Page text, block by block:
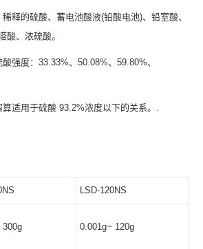
释的硫酸、蓄电池酸液(铅酸电池)、铅室酸、
酸、浓硫酸。
强度：33.33%、50.08%、59.80%、
适用于硫酸 93.2%浓度以下的关系。.
LSD-120NS
300g 0.001g~ 120g